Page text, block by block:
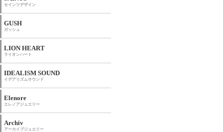
セインツデザイン
GUSH
ガッシュ
LION HEART
ライオンハート
IDEALISM SOUND
イデアリズムサウンド
Elenore
エレノアジュエリー
Archiv
アーカイブジュエリー